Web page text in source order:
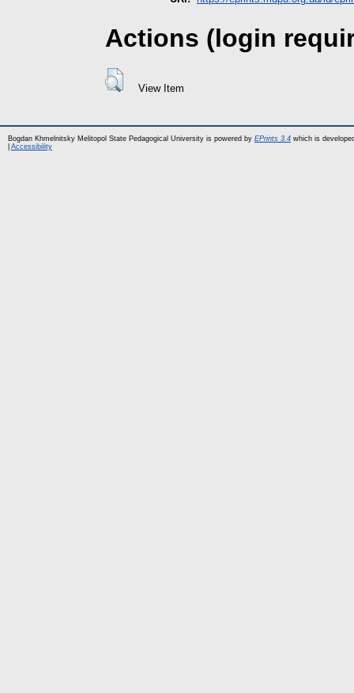
Actions (login
View Item
Bogdan Khmelnitsky Melitopol State Pedagogical University is powered by EPrints 3.4 which is
Accessibility